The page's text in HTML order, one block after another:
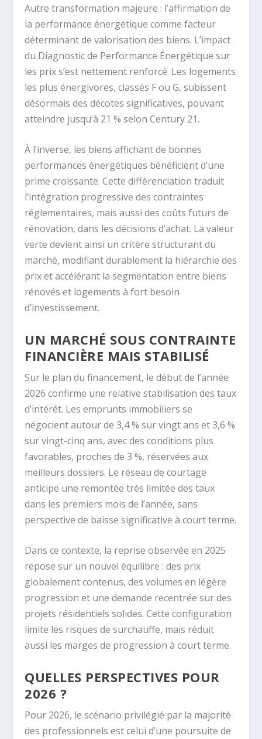
Autre transformation majeure : l’affirmation de
la performance énergétique comme facteur
déterminant de valorisation des biens. L’impact
du Diagnostic de Performance Énergétique sur
les prix s’est nettement renforcé. Les logements
les plus énergivores, classés F ou G, subissent
désormais des décotes significatives, pouvant
atteindre jusqu’à 21 % selon Century 21.
À l’inverse, les biens affichant de bonnes
performances énergétiques bénéficient d’une
prime croissante. Cette différenciation traduit
l’intégration progressive des contraintes
réglementaires, mais aussi des coûts futurs de
rénovation, dans les décisions d’achat. La valeur
verte devient ainsi un critère structurant du
marché, modifiant durablement la hiérarchie des
prix et accélérant la segmentation entre biens
rénovés et logements à fort besoin
d’investissement.
UN MARCHÉ SOUS CONTRAINTE
FINANCIÈRE MAIS STABILISÉ
Sur le plan du financement, le début de l’année
2026 confirme une relative stabilisation des taux
d’intérêt. Les emprunts immobiliers se
négocient autour de 3,4 % sur vingt ans et 3,6 %
sur vingt-cinq ans, avec des conditions plus
favorables, proches de 3 %, réservées aux
meilleurs dossiers. Le réseau de courtage
anticipe une remontée très limitée des taux
dans les premiers mois de l’année, sans
perspective de baisse significative à court terme.
Dans ce contexte, la reprise observée en 2025
repose sur un nouvel équilibre : des prix
globalement contenus, des volumes en légère
progression et une demande recentrée sur des
projets résidentiels solides. Cette configuration
limite les risques de surchauffe, mais réduit
aussi les marges de progression à court terme.
QUELLES PERSPECTIVES POUR
2026 ?
Pour 2026, le scénario privilégié par la majorité
des professionnels est celui d’une poursuite de